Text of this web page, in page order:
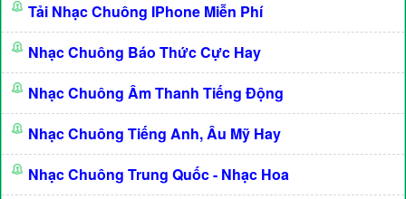
Tải Nhạc Chuông IPhone Miễn Phí
Nhạc Chuông Báo Thức Cực Hay
Nhạc Chuông Âm Thanh Tiếng Động
Nhạc Chuông Tiếng Anh, Âu Mỹ Hay
Nhạc Chuông Trung Quốc - Nhạc Hoa